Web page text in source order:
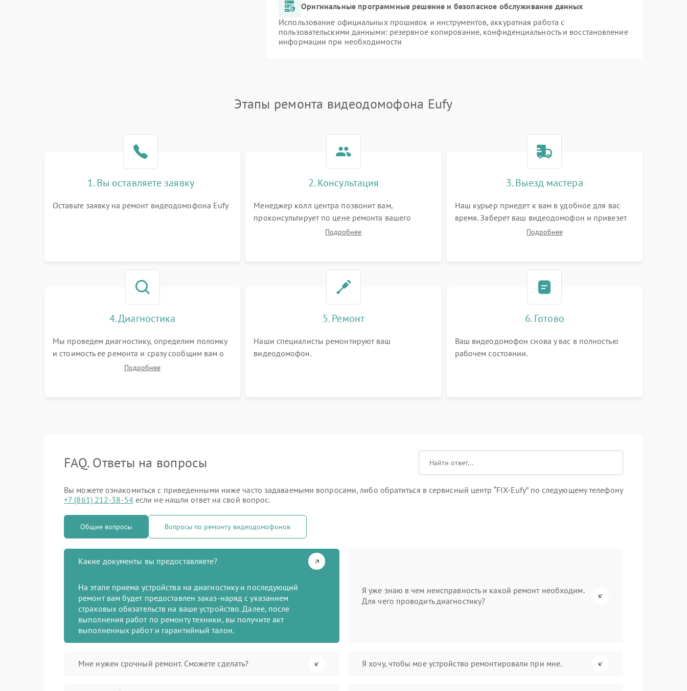
Оригинальные программные решение и безопасное обслуживание данных
Использование официальных прошивок и инструментов, аккуратная работа с
пользовательскими данными: резервное копирование, конфиденциальность и восстановление
информации при необходимости
Этапы ремонта видеодомофона Eufy
1. Вы оставляете заявку
Оставьте заявку на ремонт видеодомофона Eufy
2. Консультация
Менеджер колл центра позвонит вам,
проконсультирует по цене ремонта вашего
видеодомофона а также ответит на все ваши
Подробнее
3. Выезд мастера
Наш курьер приедет к вам в удобное для вас
время. Заберет ваш видеодомофон и привезет
на склад для диагностики.
Подробнее
4. Диагностика
Мы проведем диагностику, определим поломку
и стоимость ее ремонта и сразу сообщим вам о
Подробнее
5. Ремонт
Наши специалисты ремонтируют ваш
видеодомофон.
6. Готово
Ваш видеодомофон снова у вас в полностью
рабочем состоянии.
FAQ. Ответы на вопросы
Вы можете ознакомиться с приведенными ниже часто задаваемыми вопросами, либо обратиться в сервисный центр “FIX-Eufy” по следующему телефону
+7 (861) 212-38-54если не нашли ответ на свой вопрос.
Общие вопросы Вопросы по ремонту видеодомофонов
Какие документы вы предоставляете?
На этапе приема устройства на диагностику и последующий
ремонт вам будет предоставлен заказ-наряд с указанием
страховых обязательств на ваше устройство. Далее, после
выполнения работ по ремонту техники, вы получите акт
выполненных работ и гарантийный талон.
Я уже знаю в чем неисправность и какой ремонт необходим.
Для чего проводить диагностику?
Мне нужен срочный ремонт. Сможете сделать? Я хочу, чтобы мое устройство ремонтировали при мне.